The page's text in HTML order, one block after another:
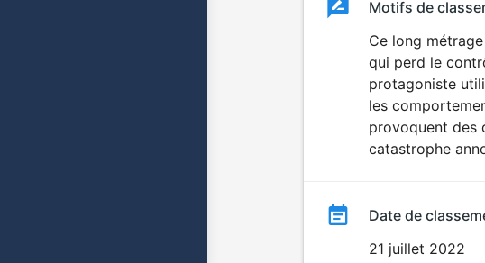
ClassementClassement
Motifs de
Ce long
qui perd le
protagoniste
les
provoquent des
catastrophe
Date de
21 juillet 2022